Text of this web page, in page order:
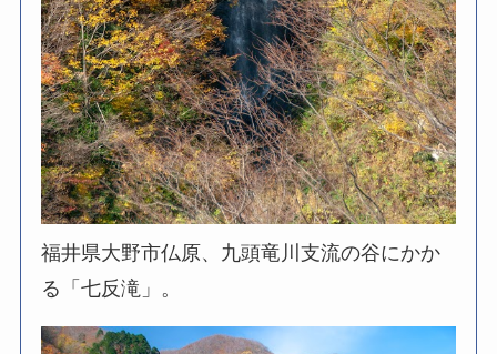
福井県大野市仏原、九頭竜川支流の谷にかか
る「七反滝」。